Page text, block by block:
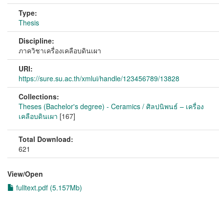
Type:
Thesis
Discipline:
ภาควิชาเครื่องเคลือบดินเผา
URI:
https://sure.su.ac.th/xmlui/handle/123456789/13828
Collections:
Theses (Bachelor's degree) - Ceramics / ศิลปนิพนธ์ – เครื่อง
เคลือบดินเผา [167]
Total Download:
621
View/Open
fulltext.pdf (5.157Mb)